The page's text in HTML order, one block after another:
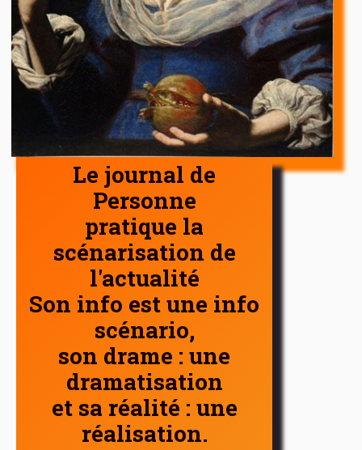
Le journal de
Personne
pratique la
scénarisation de
l'actualité
Son info est une info
scénario,
son drame : une
dramatisation
et sa réalité : une
réalisation.